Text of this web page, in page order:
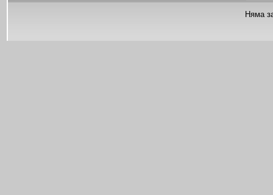
Няма